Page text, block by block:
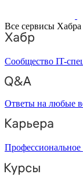
Все сервисы Хабра
Сообщество IT-
Ответы на любые
Профессиональное